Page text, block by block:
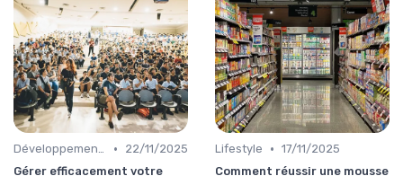
Développement personnel •
22/11/2025
Gérer efficacement votre
Lifestyle • 17/11/2025
Comment réussir une mousse